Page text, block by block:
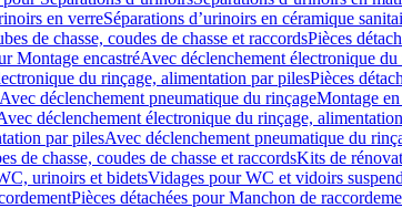
en verreSéparations d’urinoirs en céramique
de chasse, coudes de chasse et raccordsPièces
Montage encastréAvec déclenchement électronique
du rinçage, alimentation par pilesPièces
déclenchement pneumatique du rinçageMontage
déclenchement électronique du rinçage,
par pilesAvec déclenchement pneumatique du
de chasse, coudes de chasse et raccordsKits de
urinoirs et bidetsVidages pour WC et vidoirs
Pièces détachées pour Manchon de